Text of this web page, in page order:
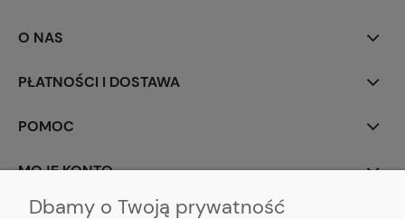
O NAS
PŁATNOŚCI I DOSTAWA
POMOC
MOJE KONTO
Dbamy o Twoją prywatność